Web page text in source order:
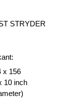
STRYDER
x 156
10 inch